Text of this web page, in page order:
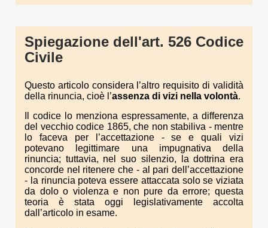
Spiegazione dell'art. 526 Codice
Civile
Questo articolo considera l’altro requisito di validità
della rinuncia, cioè l’assenza di vizi nella volontà.
Il codice lo menziona espressamente, a differenza
del vecchio codice 1865, che non stabiliva - mentre
lo faceva per l’accettazione - se e quali vizi
potevano legittimare una impugnativa della
rinuncia; tuttavia, nel suo silenzio, la dottrina era
concorde nel ritenere che - al pari dell’accettazione
- la rinuncia poteva essere attaccata solo se viziata
da dolo o violenza e non pure da errore; questa
teoria è stata oggi legislativamente accolta
dall’articolo in esame.